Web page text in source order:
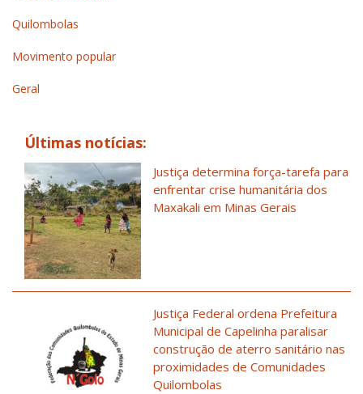
Quilombolas
Movimento popular
Geral
Últimas notícias:
Justiça determina força-tarefa para
enfrentar crise humanitária dos
Maxakali em Minas Gerais
Justiça Federal ordena Prefeitura
Municipal de Capelinha paralisar
construção de aterro sanitário nas
proximidades de Comunidades
Quilombolas